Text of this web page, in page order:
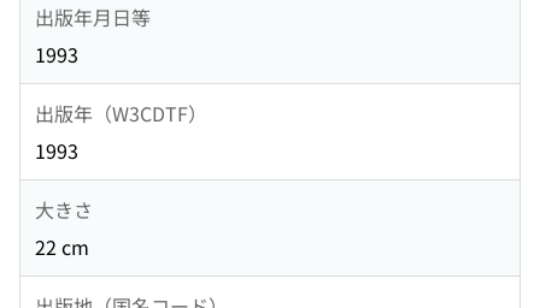
出版年月日等
1993
出版年（W3CDTF）
1993
大きさ
22 cm